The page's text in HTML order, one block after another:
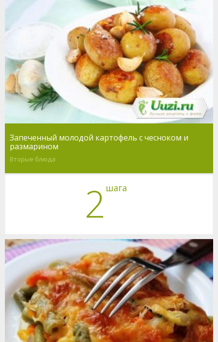
Запеченный молодой картофель с чесноком и
размарином
Вторые блюда
2 шага